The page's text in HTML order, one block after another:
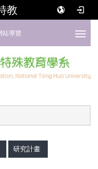
教
站導覽
研究計畫